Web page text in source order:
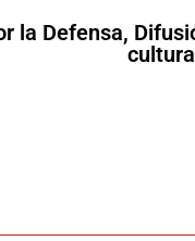
la Defensa,